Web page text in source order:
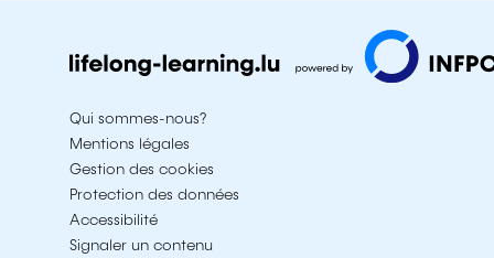
Qui sommes-nous?
Mentions légales
Gestion des cookies
Protection des données
Accessibilité
Signaler un contenu